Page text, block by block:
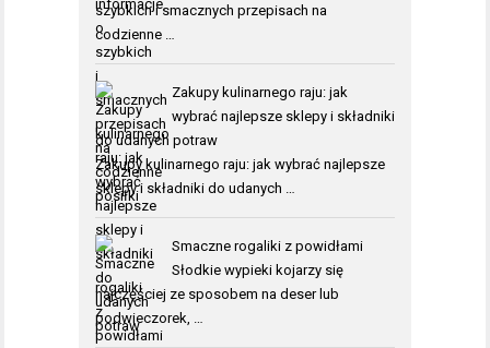
szybkich i smacznych przepisach na
codzienne …
Zakupy kulinarnego raju: jak
wybrać najlepsze sklepy i składniki
do udanych potraw
Zakupy kulinarnego raju: jak wybrać najlepsze
sklepy i składniki do udanych …
Smaczne rogaliki z powidłami
Słodkie wypieki kojarzy się
najczęściej ze sposobem na deser lub
podwieczorek, …